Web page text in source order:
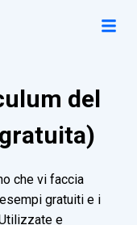
del
che vi faccia
gratuiti e i
e